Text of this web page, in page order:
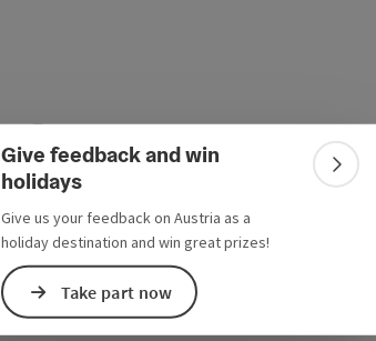
Give feedback and win
holidays
Give us your feedback on Austria as a
holiday destination and win great prizes!
Take part now